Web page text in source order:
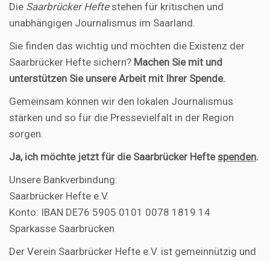
Die Saarbrücker Heftestehen für kritischen und
unabhängigen Journalismus im Saarland.
Sie finden das wichtig und möchten die Existenz der
Saarbrücker Hefte sichern? Machen Sie mit und
unterstützen Sie unsere Arbeit mit Ihrer Spende.
Gemeinsam können wir den lokalen Journalismus
stärken und so für die Pressevielfalt in der Region
sorgen.
Ja, ich möchte jetzt für die Saarbrücker Heftespenden.
Unsere Bankverbindung:
Saarbrücker Hefte e.V.
Konto: IBAN DE76 5905 0101 0078 1819 14
Sparkasse Saarbrücken
Der Verein Saarbrücker Hefte e.V. ist gemeinnützig und